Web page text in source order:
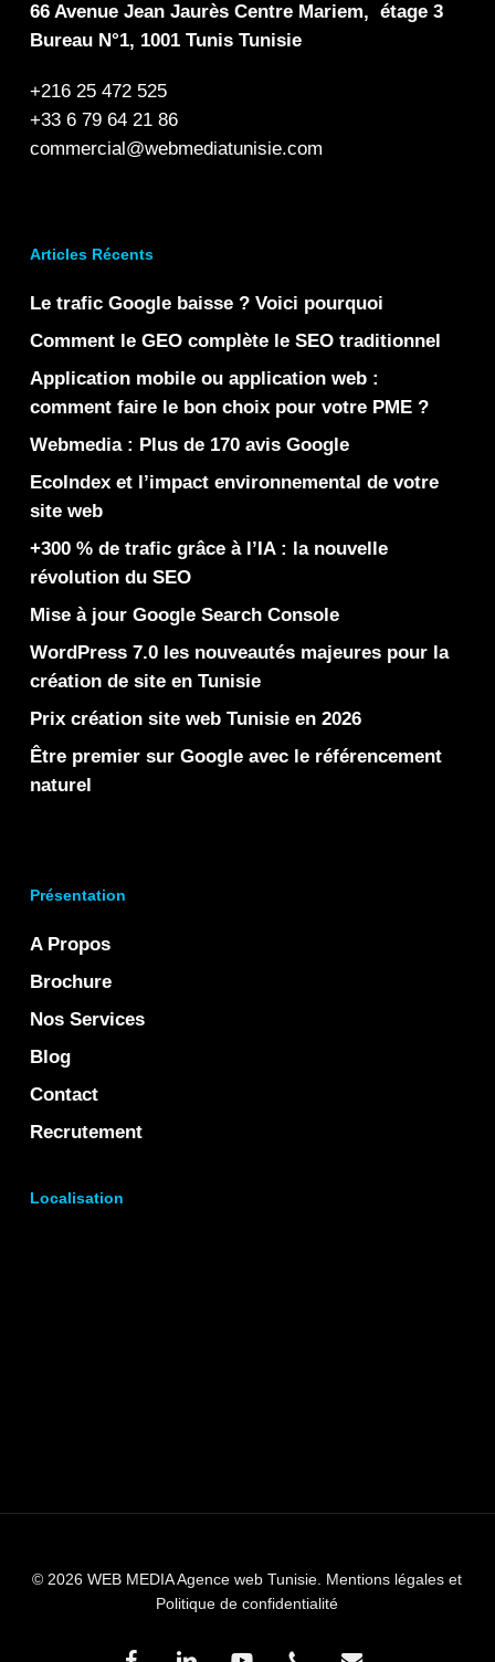
66 Avenue Jean Jaurès Centre Mariem, étage 3
Bureau N°1, 1001 Tunis Tunisie
+216 25 472 525
+33 6 79 64 21 86
commercial@webmediatunisie.com
Articles Récents
Le trafic Google baisse ? Voici pourquoi
Comment le GEO complète le SEO traditionnel
Application mobile ou application web :
comment faire le bon choix pour votre PME ?
Webmedia : Plus de 170 avis Google
EcoIndex et l’impact environnemental de votre
site web
+300 % de trafic grâce à l’IA : la nouvelle
révolution du SEO
Mise à jour Google Search Console
WordPress 7.0 les nouveautés majeures pour la
création de site en Tunisie
Prix création site web Tunisie en 2026
Être premier sur Google avec le référencement
naturel
Présentation
A Propos
Brochure
Nos Services
Blog
Contact
Recrutement
Localisation
© 2026 WEB MEDIA Agence web Tunisie. Mentions légales et
Politique de confidentialité